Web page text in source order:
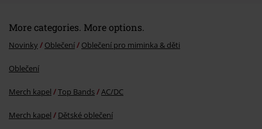
More categories. More options.
Novinky Oblečení Oblečení pro miminka & děti
Oblečení
Merch kapel Top Bands AC/DC
Merch kapel Dětské oblečení